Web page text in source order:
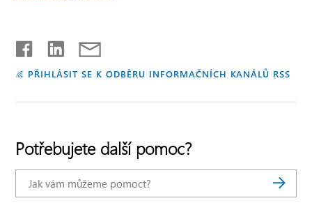
PŘIHLÁSIT SE K ODBĚRU INFORMAČNÍCH KANÁLŮ RSS
Potřebujete další pomoc?